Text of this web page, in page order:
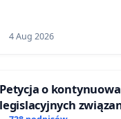
4 Aug 2026
Petycja o
legislacyjnych